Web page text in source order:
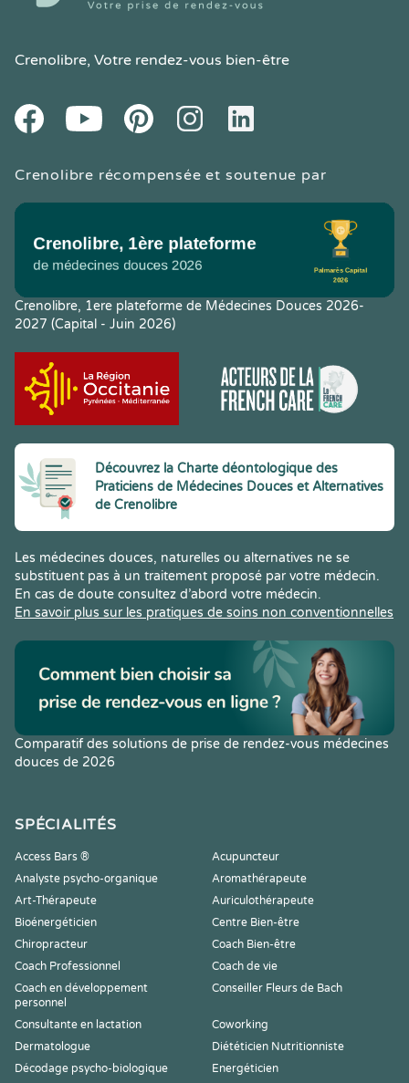
Crenolibre, Votre rendez-vous bien-être
FacebookYoutube PinteresetInstagramLinkedIn
Crenolibre récompensée et soutenue par
Crenolibre, 1ere plateforme de Médecines Douces 2026-
2027 (Capital - Juin 2026)
Découvrez la Charte déontologique des
Praticiens de Médecines Douces et Alternatives
de Crenolibre
Les médecines douces, naturelles ou alternatives ne se
substituent pas à un traitement proposé par votre médecin.
En cas de doute consultez d’abord votre médecin.
En savoir plus sur les pratiques de soins non conventionnelles
Comparatif des solutions de prise de rendez-vous médecines
douces de 2026
SPÉCIALITÉS
Access Bars ®
Acupuncteur
Analyste psycho-organique
Aromathérapeute
Art-Thérapeute
Auriculothérapeute
Bioénergéticien
Centre Bien-être
Chiropracteur
Coach Bien-être
Coach Professionnel
Coach de vie
Coach en développement
personnel
Conseiller Fleurs de Bach
Consultante en lactation
Coworking
Dermatologue
Diététicien Nutritionniste
Décodage psycho-biologique
Energéticien